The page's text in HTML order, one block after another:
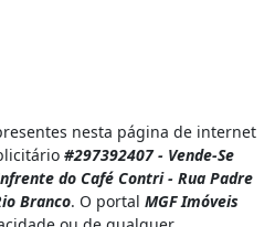
nesta página de internet
#297392407 - Vende-Se
do Café Contri - Rua Padre
Branco. O portal MGF Imóveis